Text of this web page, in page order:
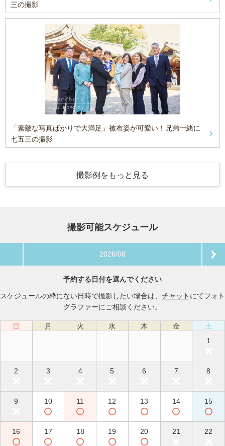
三の撮影
「素敵な写真ばかりで大満足」被布姿が可愛い！兄弟一緒に
七五三の撮影
撮影例をもっと見る
撮影可能スケジュール
2026/08
予約する日付を選んでください
スケジュールの枠にない日時で撮影したい場合は、 チャット にてフォト
グラファーにご相談ください。
日 月 火 水 木 金
土
1
2 3 4 5 6 7 8
9 10 11 12 13 14 15
16 17 18 19 20 21 22